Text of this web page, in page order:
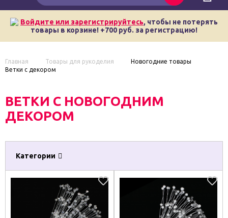
Войдите или зарегистрируйтесь, чтобы не потерять
товары в корзине! +700 руб. за регистрацию!
Главная Товары для рукоделия
Новогодние товары
Ветки с декором
ВЕТКИ С НОВОГОДНИМ
ДЕКОРОМ
Категории